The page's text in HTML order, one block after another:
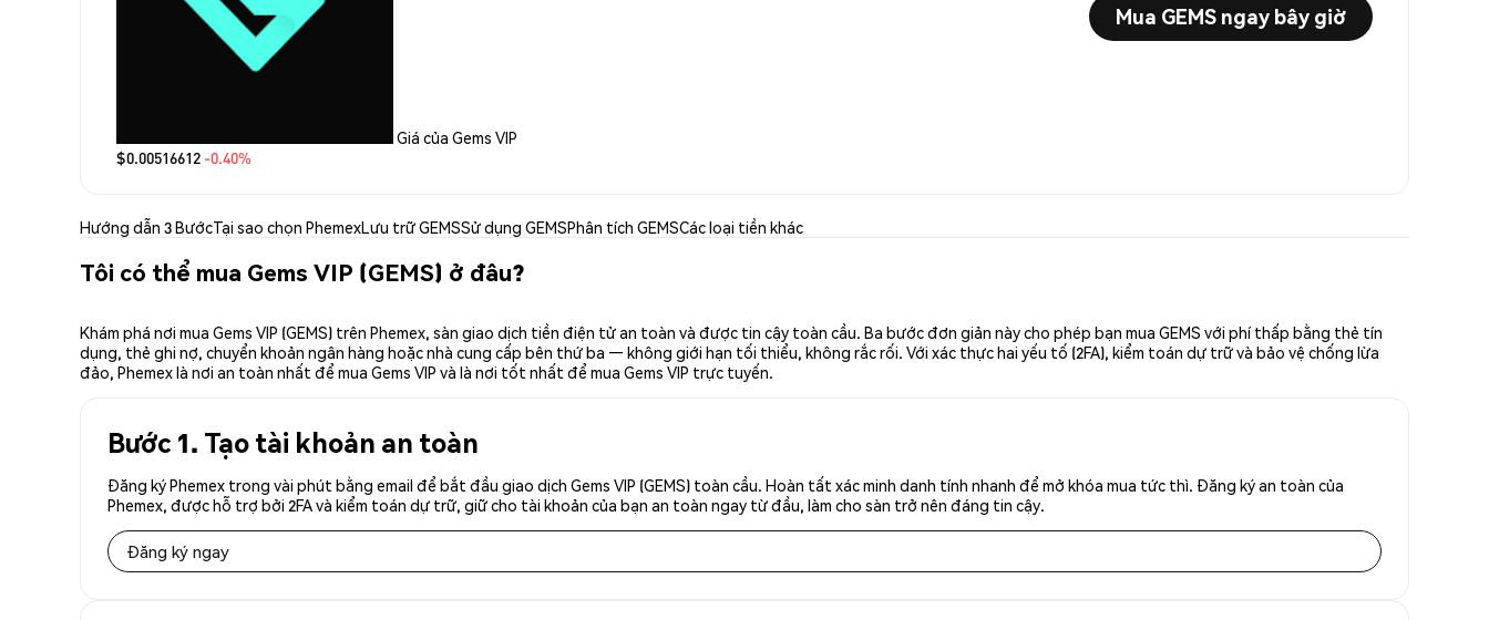
Giá của Gems VIP
$0.00516612 -0.40%
Mua GEMS ngay bây giờ
Hướng dẫn 3 BướcTại sao chọn PhemexLưu trữ GEMSSử dụng GEMSPhân tích GEMSCác loại tiền khác
Tôi có thể mua Gems VIP (GEMS) ở đâu?
Khám phá nơi mua Gems VIP (GEMS) trên Phemex, sàn giao dịch tiền điện tử an toàn và được tin cậy toàn cầu. Ba bước đơn giản này cho phép bạn mua GEMS với phí thấp bằng thẻ tín
dụng, thẻ ghi nợ, chuyển khoản ngân hàng hoặc nhà cung cấp bên thứ ba — không giới hạn tối thiểu, không rắc rối. Với xác thực hai yếu tố (2FA), kiểm toán dự trữ và bảo vệ chống lừa
đảo, Phemex là nơi an toàn nhất để mua Gems VIP và là nơi tốt nhất để mua Gems VIP trực tuyến.
Bước 1. Tạo tài khoản an toàn
Đăng ký Phemex trong vài phút bằng email để bắt đầu giao dịch Gems VIP (GEMS) toàn cầu. Hoàn tất xác minh danh tính nhanh để mở khóa mua tức thì. Đăng ký an toàn của
Phemex, được hỗ trợ bởi 2FA và kiểm toán dự trữ, giữ cho tài khoản của bạn an toàn ngay từ đầu, làm cho sàn trở nên đáng tin cậy.
Đăng ký ngay